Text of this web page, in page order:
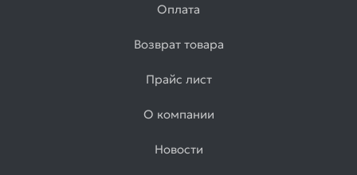
Оплата
Возврат товара
Прайс лист
О компании
Новости